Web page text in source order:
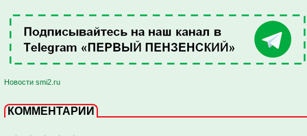
Новости smi2.ru
КОММЕНТАРИИ